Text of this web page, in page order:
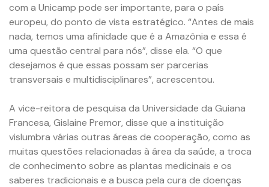
com a Unicamp pode ser importante, para o país
europeu, do ponto de vista estratégico. “Antes de mais
nada, temos uma afinidade que é a Amazônia e essa é
uma questão central para nós”, disse ela. “O que
desejamos é que essas possam ser parcerias
transversais e multidisciplinares”, acrescentou.
A vice-reitora de pesquisa da Universidade da Guiana
Francesa, Gislaine Premor, disse que a instituição
vislumbra várias outras áreas de cooperação, como as
muitas questões relacionadas à área da saúde, a troca
de conhecimento sobre as plantas medicinais e os
saberes tradicionais e a busca pela cura de doenças